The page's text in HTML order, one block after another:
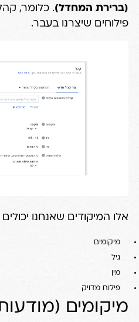
(ברירת המחדל). כלומר,
פילוחים שיצרנו בעבר.
אלו המיקודים שאנחנו
מיקומים
גיל
מין
פילוח מדויק
מיקומים